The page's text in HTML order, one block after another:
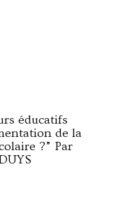
éducatifs
de la
?” Par